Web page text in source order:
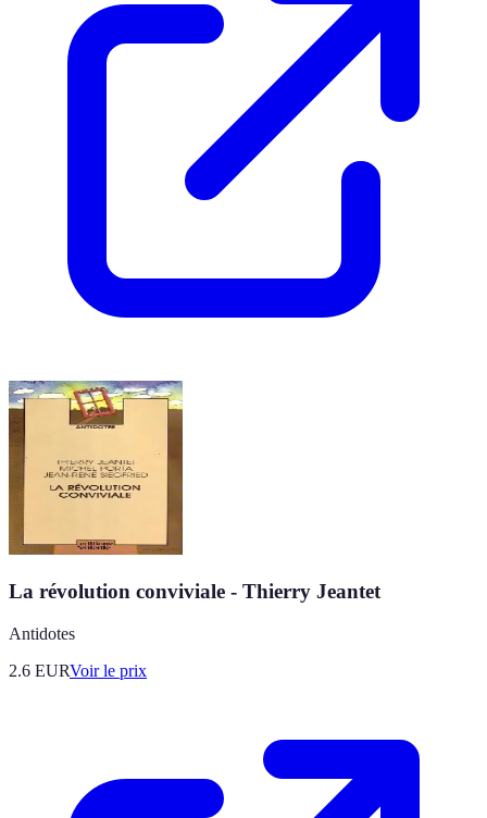
La révolution conviviale - Thierry Jeantet
Antidotes
2.6 EURVoir le prix